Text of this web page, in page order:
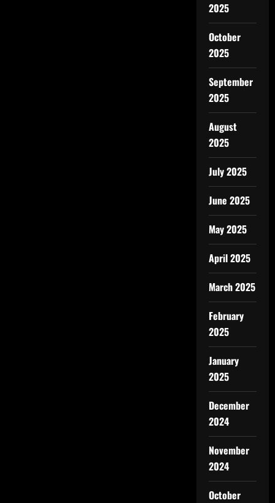
2025
October
2025
September
2025
August
2025
July 2025
June 2025
May 2025
April 2025
March 2025
February
2025
January
2025
December
2024
November
2024
October